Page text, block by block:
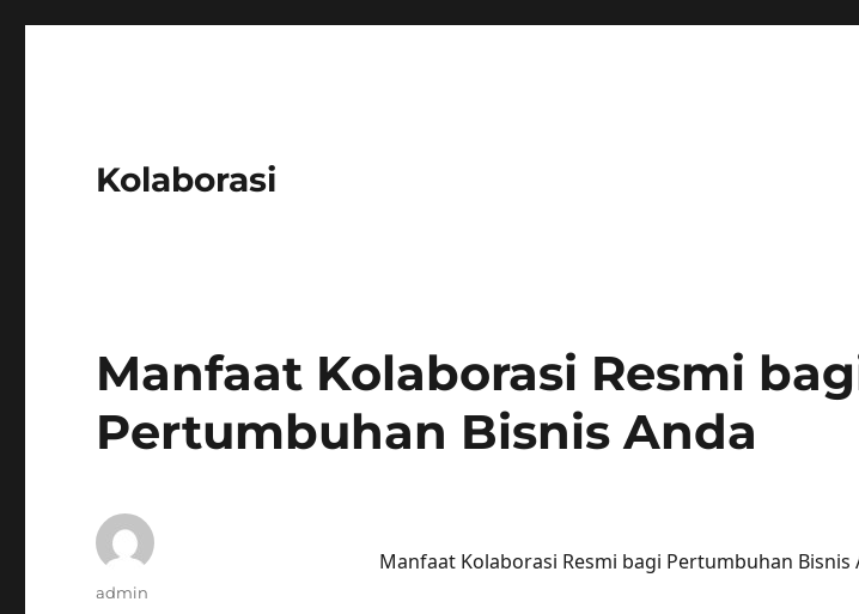
Kolaborasi
Manfaat Kolaborasi Resmi
Pertumbuhan Bisnis Anda
Manfaat Kolaborasi Resmi bagi Pertumbuhan Bisnis
Author
admin